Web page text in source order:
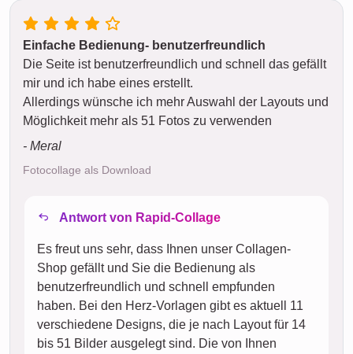
Einfache Bedienung- benutzerfreundlich
Die Seite ist benutzerfreundlich und schnell das gefällt
mir und ich habe eines erstellt.
Allerdings wünsche ich mehr Auswahl der Layouts und
Möglichkeit mehr als 51 Fotos zu verwenden
- Meral
Fotocollage als Download
Antwort von Rapid-Collage
Es freut uns sehr, dass Ihnen unser Collagen-
Shop gefällt und Sie die Bedienung als
benutzerfreundlich und schnell empfunden
haben. Bei den Herz-Vorlagen gibt es aktuell 11
verschiedene Designs, die je nach Layout für 14
bis 51 Bilder ausgelegt sind. Die von Ihnen